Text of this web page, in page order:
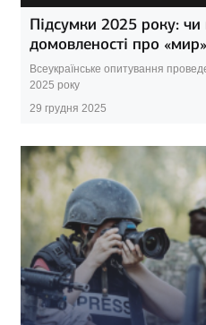
Підсумки 2025 року: чи
домовленості про
Всеукраїнське опитування
2025 року
29 грудня 2025